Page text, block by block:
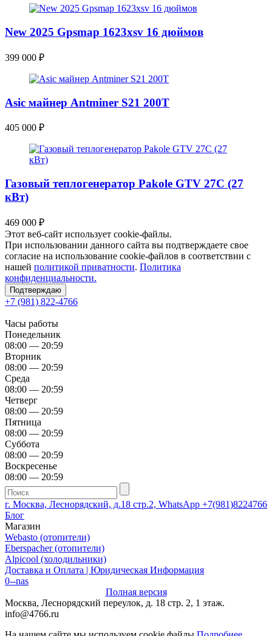
New 2025 Gpsmap 1623xsv 16 дюймов
399 000 ₽
Asic майнер Antminer S21 200Т
405 000 ₽
Газовый теплогенератор Pakole GTV 27C (27
кВт)
469 000 ₽
Этот веб-сайт использует cookie-файлы.
При использовании данного сайта вы подтверждаете свое
согласие на использование cookie-файлов в соответствии с
нашей политикой приватности. Политика
конфиденциальности.
Подтверждаю
+7 (981) 822-4766
Часы работы
Понедельник
08:00 — 20:59
Вторник
08:00 — 20:59
Среда
08:00 — 20:59
Четверг
08:00 — 20:59
Пятница
08:00 — 20:59
Суббота
08:00 — 20:59
Воскресенье
08:00 — 20:59
г. Москва, Леснорядский, д.18 стр.2, WhatsApp +7(981)8224766
Блог
Магазин
Webasto (отопители)
Eberspacher (отопители)
Alpicool (холодильники)
Доставка и Оплата | Юридическая Информация
0--nas
Полная версия
Москва, Леснорядский переулок, д. 18 стр. 2, 1 этаж.
info@4766.ru